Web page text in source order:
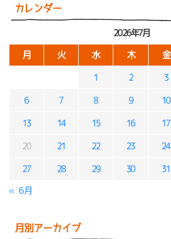
カレンダー
2026年7月
月 火 水 木 金
1 2 3
6 7 8 9 10
13 14 15 16 17
20 21 22 23 24
27 28 29 30 31
« 6月
月別アーカイブ